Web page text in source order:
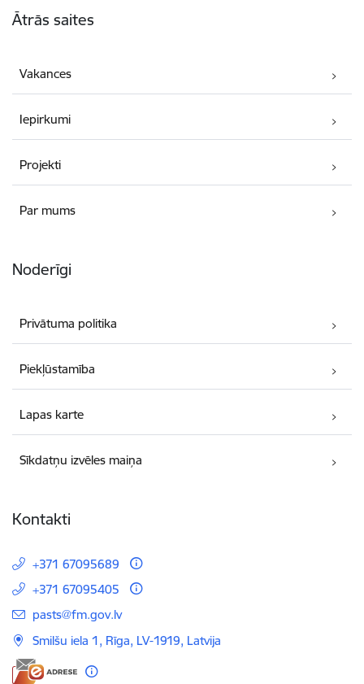
Ātrās saites
Vakances
Iepirkumi
Projekti
Par mums
Noderīgi
Privātuma politika
Piekļūstamība
Lapas karte
Sīkdatņu izvēles maiņa
Kontakti
+371 67095689
+371 67095405
E-pasts:
pasts@fm.gov.lv
Smilšu iela 1, Rīga, LV-1919, Latvija